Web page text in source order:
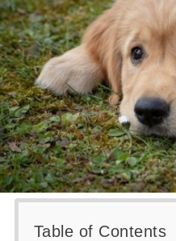
Table of Contents